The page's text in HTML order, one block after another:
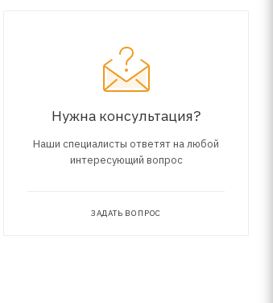
Нужна консультация?
Наши специалисты ответят на любой
интересующий вопрос
ЗАДАТЬ ВОПРОС